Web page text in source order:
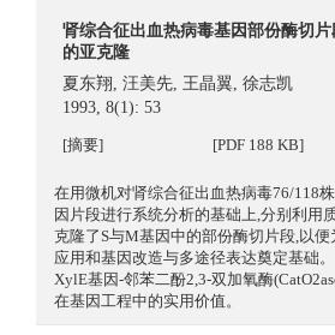
肾综合征出血热病毒基因部份酶切片
的亚克隆
夏东翔 ,汪美先, 王晶翼,徐志凯
1993, 8(1): 53
[摘要] [PDF 188 KB]
在用微机对肾综合征出血热病毒76/118
因片段进行系统分析的基础上,分别利用
克隆了S与M基因中的部份酶切片段,以
应用和基因改造与多途径表达奠定基础
XylE基因-邻苯二酚2,3-双加氧酶
在基因工程中的实用价值。